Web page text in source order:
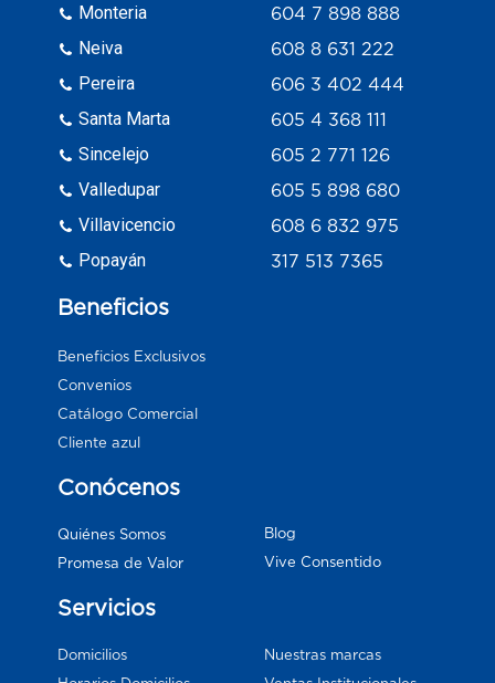
Monteria
Neiva
Pereira
Santa Marta
Sincelejo
Valledupar
Villavicencio
Popayán
604 7 898 888
608 8 631 222
606 3 402 444
605 4 368 111
605 2 771 126
605 5 898 680
608 6 832 975
317 513 7365
Beneficios
Beneficios Exclusivos
Convenios
Catálogo Comercial
Cliente azul
Conócenos
Quiénes Somos
Promesa de Valor
Blog
Vive Consentido
Servicios
Domicilios
Nuestras marcas